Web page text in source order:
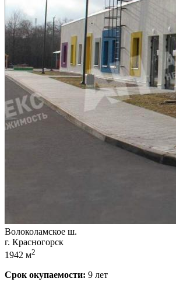
Волоколамское ш.
г. Красногорск
1942 м2
Срок окупаемости: 9 лет